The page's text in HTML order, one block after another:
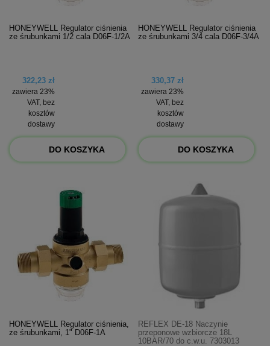
HONEYWELL Regulator ciśnienia
ze śrubunkami 1/2 cala D06F-1/2A
322,23 zł
zawiera 23%
VAT, bez
kosztów
dostawy
DO KOSZYKA
HONEYWELL Regulator ciśnienia
ze śrubunkami 3/4 cala D06F-3/4A
330,37 zł
zawiera 23%
VAT, bez
kosztów
dostawy
DO KOSZYKA
HONEYWELL Regulator ciśnienia,
ze śrubunkami, 1" D06F-1A
REFLEX DE-18 Naczynie
przeponowe wzbiorcze 18L
10BAR/70 do c.w.u. 7303013